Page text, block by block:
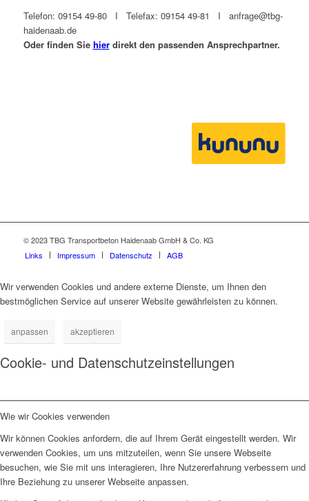
Telefon: 09154 49-80 I Telefax: 09154 49-81 I anfrage@tbg-
haidenaab.de
Oder finden Sie hierdirekt den passenden Ansprechpartner.
© 2023 TBG Transportbeton Haidenaab GmbH & Co. KG
Links
Impressum Datenschutz AGB
Wir verwenden Cookies und andere externe Dienste, um Ihnen den
bestmöglichen Service auf unserer Website gewährleisten zu können.
anpassen akzeptieren
Cookie- und Datenschutzeinstellungen
Wie wir Cookies verwenden
Wir können Cookies anfordern, die auf Ihrem Gerät eingestellt werden. Wir
verwenden Cookies, um uns mitzuteilen, wenn Sie unsere Webseite
besuchen, wie Sie mit uns interagieren, Ihre Nutzererfahrung verbessern und
Ihre Beziehung zu unserer Webseite anpassen.